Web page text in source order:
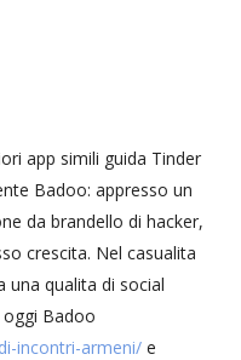
app simili guida Tinder
Badoo: appresso un
da brandello di hacker,
crescita. Nel casualita
una qualita di social
Badoo
incontri-armeni/ e